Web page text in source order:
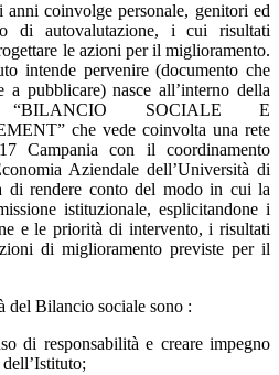
coinvolge personale, genitori ed
di autovalutazione, i cui risultati
le azioni per il miglioramento.
intende pervenire (documento che
a pubblicare) nasce all’interno della
SOCIALE E
che vede coinvolta una rete
Campania con il coordinamento
Aziendale dell’Università di
di rendere conto del modo in cui la
istituzionale, esplicitandone i
e le priorità di intervento, i risultati
di miglioramento previste per il
del Bilancio sociale sono :
di responsabilità e creare impegno